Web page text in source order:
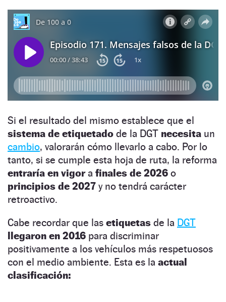
Si el resultado del mismo establece que el
sistema de etiquetado de la DGT necesita un
cambio, valorarán cómo llevarlo a cabo. Por lo
tanto, si se cumple esta hoja de ruta, la reforma
entraría en vigora finales de 2026 o
principios de 2027 y no tendrá carácter
retroactivo.
Cabe recordar que las etiquetas de la DGT
llegaron en 2016 para discriminar
positivamente a los vehículos más respetuosos
con el medio ambiente. Esta es la actual
clasificación: